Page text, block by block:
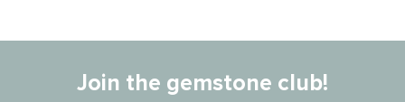
Join the gemstone club!